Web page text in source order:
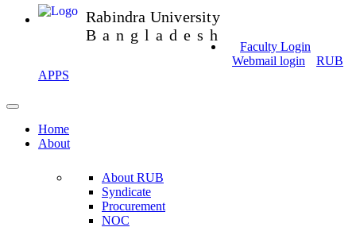
Rabindra University
Bangladesh
Faculty Login
Webmail login
RUB
APPS
Home
About
About RUB
Syndicate
Procurement
NOC